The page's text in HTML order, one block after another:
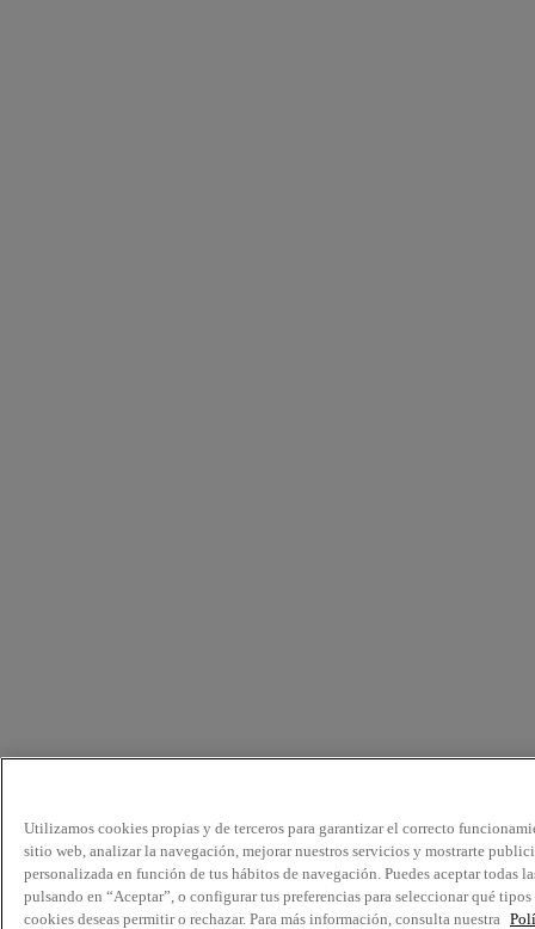
Utilizamos cookies propias y de terceros para garantizar el correcto
sitio web, analizar la navegación, mejorar nuestros servicios y mostrarte
personalizada en función de tus hábitos de navegación. Puedes aceptar todas
pulsando en “Aceptar”, o configurar tus preferencias para seleccionar qué tipos
cookies deseas permitir o rechazar. Para más información, consulta nuestra